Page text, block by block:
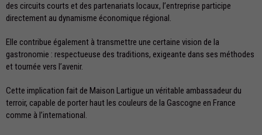
des circuits courts et des partenariats locaux, l’entreprise participe
directement au dynamisme économique régional.
Elle contribue également à transmettre une certaine vision de la
gastronomie : respectueuse des traditions, exigeante dans ses méthodes
et tournée vers l’avenir.
Cette implication fait de Maison Lartigue un véritable ambassadeur du
terroir, capable de porter haut les couleurs de la Gascogne en France
comme à l’international.